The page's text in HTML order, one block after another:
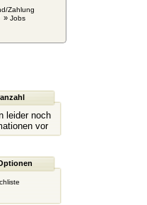
Zahlung
» Jobs
leider noch
vor